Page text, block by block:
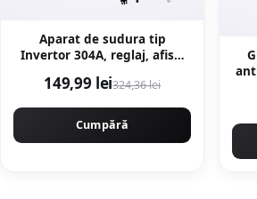
Aparat de sudura tip
Invertor 304A, reglaj, afisaj
Next Generation - URAL
CMP1694
149,99 lei324,36 lei
Cumpără